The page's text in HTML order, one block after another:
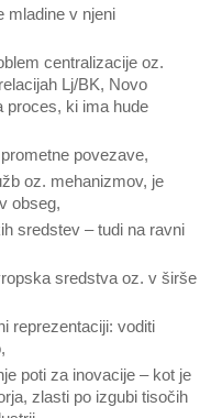
mladine v njeni
centralizacije oz.
Lj/BK, Novo
proces, ki ima hude
povezave,
oz. mehanizmov, je
obseg,
sredstev – tudi na ravni
sredstva oz. v širše
reprezentaciji: voditi
poti za inovacije – kot je
zlasti po izgubi tisočih